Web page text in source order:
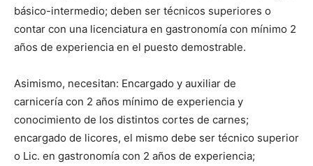
básico-intermedio; deben ser técnicos superiores o
contar con una licenciatura en gastronomía con mínimo 2
años de experiencia en el puesto demostrable.
Asimismo, necesitan: Encargado y auxiliar de
carnicería con 2 años mínimo de experiencia y
conocimiento de los distintos cortes de carnes;
encargado de licores, el mismo debe ser técnico superior
o Lic. en gastronomía con 2 años de experiencia;